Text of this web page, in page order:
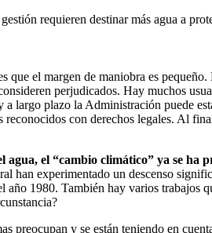
requieren destinar más agua a
que el margen de maniobra es
perjudicados. Hay muchos
a largo plazo la Administración puede
reconocidos con derechos legales. Al
agua, el “cambio climático” ya se ha
han experimentado un descenso
año 1980. También hay varios trabajos
preocupan y se están teniendo en